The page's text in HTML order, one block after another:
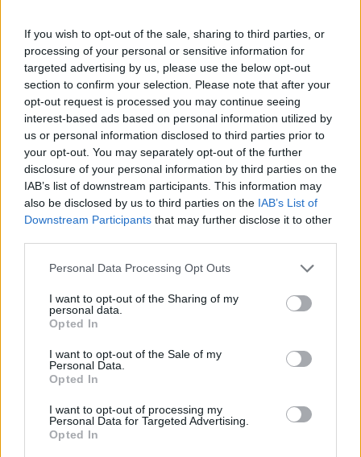
If you wish to opt-out of the sale, sharing to third parties, or
processing of your personal or sensitive information for
targeted advertising by us, please use the below opt-out
section to confirm your selection. Please note that after your
opt-out request is processed you may continue seeing
interest-based ads based on personal information utilized by
us or personal information disclosed to third parties prior to
your opt-out. You may separately opt-out of the further
disclosure of your personal information by third parties on the
IAB’s list of downstream participants. This information may
also be disclosed by us to third parties on the IAB’s List of
Downstream Participants that may further disclose it to other
Please note that this website/app uses one or more Google
not limited to your visit or usage behaviour. You may click to
grant or deny consent to Google and its third-party tags to
use your data for below specified purposes in below Google
consent section.
Personal Data Processing Opt Outs
I want to opt-out of the Sharing of my
personal data.
Opted In
I want to opt-out of the Sale of my
Personal Data.
Opted In
I want to opt-out of processing my
Personal Data for Targeted Advertising.
Opted In